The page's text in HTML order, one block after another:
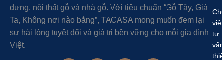
dựng, nội thất gỗ và nhà gỗ. Với tiêu chuẩn “Gỗ Tây, Giá
Ta, Không nơi nào bằng”, TACASA mong muốn đem lại
sự hài lòng tuyệt đối và giá trị bền vững cho mỗi gia đình
Việt.
tư